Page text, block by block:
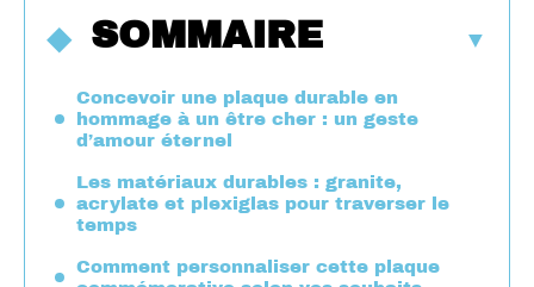
SOMMAIRE
Concevoir une plaque durable en
hommage à un être cher : un geste
d’amour éternel
Les matériaux durables : granite,
acrylate et plexiglas pour traverser le
temps
Comment personnaliser cette plaque